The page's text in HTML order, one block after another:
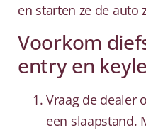
en starten ze de auto
Voorkom
entry en
Vraag de dealer
een slaapstand.